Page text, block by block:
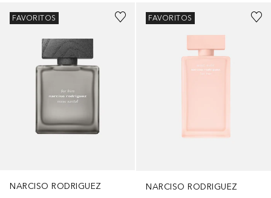
NARCISO RODRIGUEZ
FAVORITOS
NARCISO RODRIGUEZ
FAVORITOS